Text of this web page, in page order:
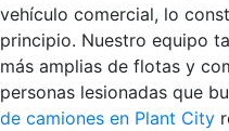
vehículo comercial, lo
principio. Nuestro equipo
más amplias de flotas y
personas lesionadas que
de camiones en Plant City